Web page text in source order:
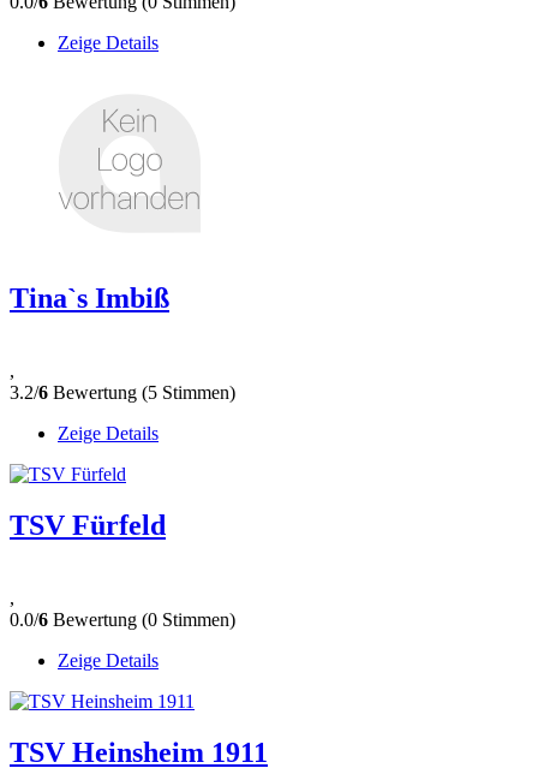
Zeige Details
Tina`s Imbiß
,
3.2/6 Bewertung (5 Stimmen)
Zeige Details
TSV Fürfeld
,
0.0/6 Bewertung (0 Stimmen)
Zeige Details
TSV Heinsheim 1911